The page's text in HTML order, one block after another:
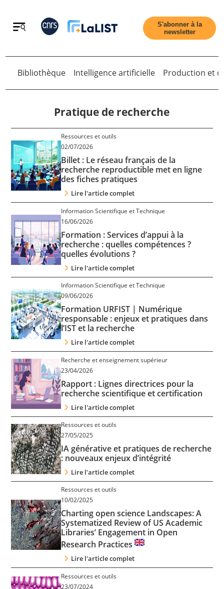
Retour
Accueil
Tous les articles
Qui sommes nous ?
Contact
Nous suivre
S'abonner à la
newsletter
Bibliothèque Intelligence artificielle Production et
Pratique de recherche
Ressources et outils
02/07/2026
Billet : Le réseau français de la
recherche reproductible met en ligne
des fiches pratiques
Lire l'article complet
Information Scientifique et Technique
16/06/2026
Formation : Services d’appui à la
recherche : quelles compétences ?
quelles évolutions ?
Lire l'article complet
Information Scientifique et Technique
09/06/2026
Formation URFIST | Numérique
responsable : enjeux et pratiques dans
l’IST et la recherche
Lire l'article complet
Recherche et enseignement supérieur
23/04/2026
Rapport : Lignes directrices pour la
recherche scientifique et certification
Lire l'article complet
Ressources et outils
27/05/2025
IA générative et pratiques de recherche
: nouveaux enjeux d’intégrité
Lire l'article complet
Ressources et outils
10/02/2025
Charting open science Landscapes: A
Systematized Review of US Academic
Libraries’ Engagement in Open
Research Practices
Lire l'article complet
Ressources et outils
23/07/2024